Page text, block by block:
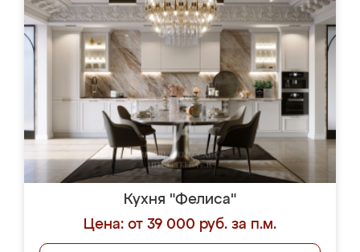
Кухня "Фелиса"
Цена: от 39 000 руб. за п.м.